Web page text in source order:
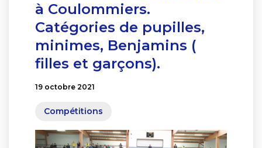
à Coulommiers.
Catégories de pupilles,
minimes, Benjamins (
filles et garçons).
19 octobre 2021
Compétitions